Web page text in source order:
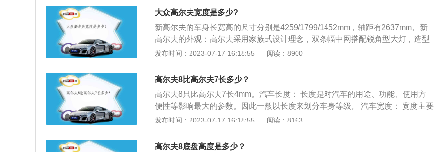
距方面将增加59mm，达到2637mm。
大众高尔夫宽度是多少?
新高尔夫的车身长宽高的尺寸分别是4259/1799/1452mm，轴距有2637mm。新
高尔夫的外观：高尔夫采用家族式设计理念，双条幅中网搭配锐角型大灯，造型
时尚且不失稳重。车身侧面线条修长，尾部简洁硬朗，并且尾灯采用LED光源，
真皮材质包裹，手感更加出色，方向盘两侧使用了钢琴烤漆材质进行点缀。中控
台设计更偏向驾驶员一侧，中控屏幕以触屏为主，并无采用太多的物理按键。
发布时间：2023-07-17 16:18:55 阅读：8900
高尔夫8比高尔夫7长多少？
高尔夫8只比高尔夫7长4mm。汽车长度： 长度是对汽车的用途、功能、使用方
便性等影响最大的参数。因此一般以长度来划分车身等级。 汽车宽度： 宽度主要
影响乘坐空间和灵活性。对于乘用轿车，如果要求横向布置的三个坐位都有宽阔
身高度直接影响重心（操控性）和空间。大部分轿车高度在1.5米以下，与人体的
发布时间：2023-07-17 16:18:55 阅读：8163
高尔夫8底盘高度是多少？